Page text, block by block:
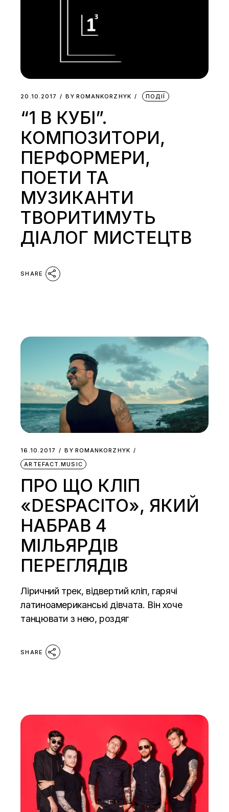
20.10.2017 BY ROMANKORZHYK ПОДІЇ
“1 В КУБІ”.
КОМПОЗИТОРИ,
ПЕРФОРМЕРИ,
ПОЕТИ ТА
МУЗИКАНТИ
ТВОРИТИМУТЬ
ДІАЛОГ МИСТЕЦТВ
SHARE
16.10.2017 BY ROMANKORZHYK
ARTEFACT.MUSIC
ПРО ЩО КЛІП
«DESPACITO», ЯКИЙ
НАБРАВ 4
МІЛЬЯРДІВ
ПЕРЕГЛЯДІВ
Ліричний трек, відвертий кліп, гарячі
латиноамериканські дівчата. Він хоче
танцювати з нею, роздяг
SHARE